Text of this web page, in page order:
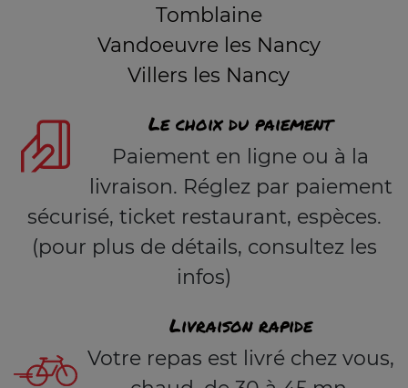
Tomblaine
Vandoeuvre les Nancy
Villers les Nancy
Le choix du paiement
Paiement en ligne ou à la
livraison. Réglez par paiement
sécurisé, ticket restaurant, espèces.
(pour plus de détails, consultez les
infos)
Livraison rapide
Votre repas est livré chez vous,